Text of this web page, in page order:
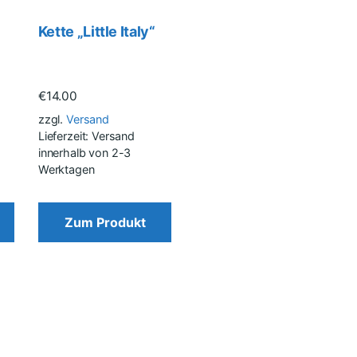
Kette „Little Italy“
€14.00
zzgl. Versand
Lieferzeit: Versand
innerhalb von 2-3
Werktagen
Zum Produkt